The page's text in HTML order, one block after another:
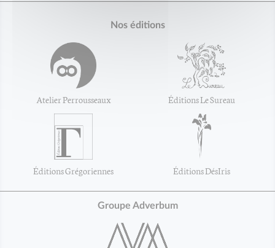
Nos éditions
Atelier Perrousseaux Éditions Le Sureau
Éditions Grégoriennes Éditions DésIris
Groupe Adverbum